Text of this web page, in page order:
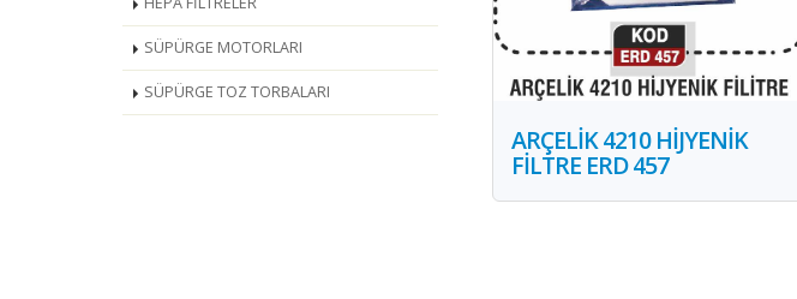
SÜPÜRGE MOTORLARI
SÜPÜRGE TOZ TORBALARI
ARÇELİK 4210 HİJYENİK
FİLTRE ERD 457